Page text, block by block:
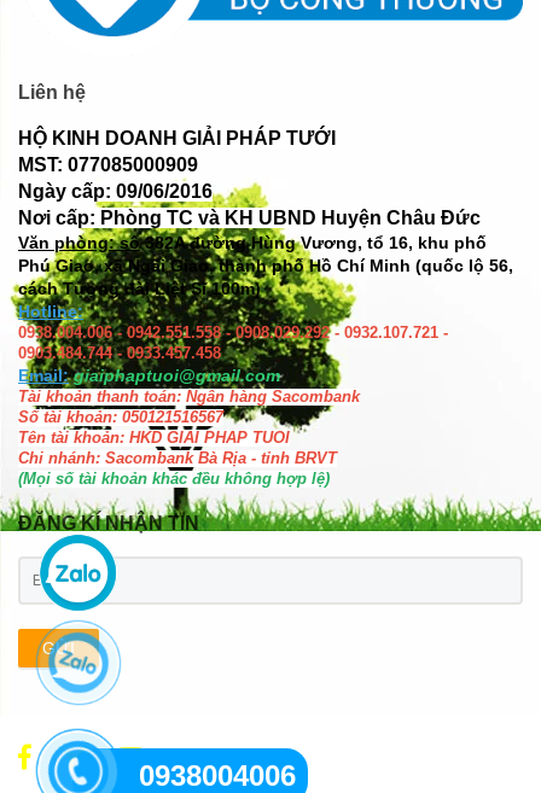
Liên hệ
HỘ KINH DOANH GIẢI PHÁP TƯỚI
MST: 077085000909
Ngày cấp: 09/06/2016
Nơi cấp: Phòng TC và KH UBND Huyện Châu Đức
Văn phòng: số382A đường Hùng Vương, tổ 16, khu phố
Phú Giao, xã Ngãi Giao, thành phố Hồ Chí Minh (quốc lộ 56,
cách Tượng đài Liệt Sĩ 100m)
Hotline:
0938.004.006 - 0942.551.558 - 0908.029.292 - 0932.107.721 -
0903.484.744 - 0933.457.458
Email: giaiphaptuoi@gmail.com
Tài khoản thanh toán: Ngân hàng Sacombank
Số tài khoản: 050121516567
Tên tài khoản: HKD GIAI PHAP TUOI
Chi nhánh: Sacombank Bà Rịa - tỉnh BRVT
(Mọi số tài khoản khác đều không hợp lệ)
ĐĂNG KÍ NHẬN TIN
GỬI
0938004006